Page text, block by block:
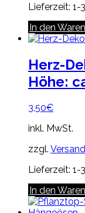
Lieferzeit: 1-
In den
Herz-
Höhe:
3,50€
inkl. MwSt.
zzgl.
Lieferzeit: 1-
In den